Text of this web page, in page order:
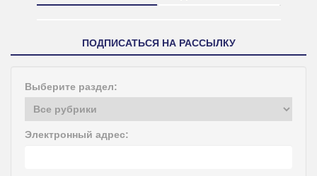
ПОДПИСАТЬСЯ НА РАССЫЛКУ
Выберите раздел:
Электронный адрес: